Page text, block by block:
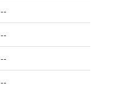
--
--
--
--